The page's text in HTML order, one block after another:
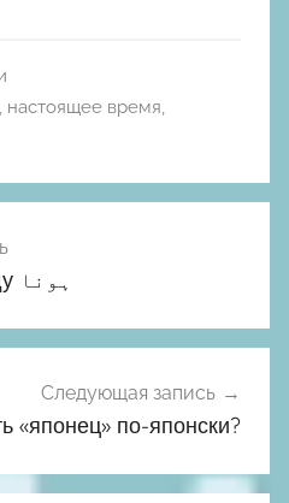
настоящее время,
Глагол «быть» в Урду ہونا
Следующая запись
«японец» по-японски?